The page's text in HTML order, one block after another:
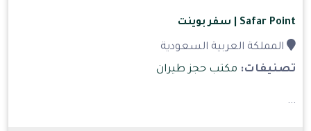
Safar Point | سفر بوينت
المملكة العربية السعودية
تصنيفات: مكتب حجز طيران
...